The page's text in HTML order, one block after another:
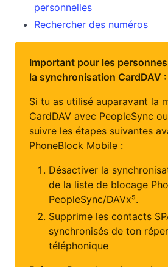
personnelles
Rechercher des numéros
Important pour les
la synchronisation CardDAV :
Si tu as utilisé auparavant la
CardDAV avec PeopleSync
suivre les étapes suivantes
PhoneBlock Mobile :
Désactiver la
de la liste de blocage
PeopleSync/DAVx⁵.
Supprime les contacts
synchronisés de ton
téléphonique